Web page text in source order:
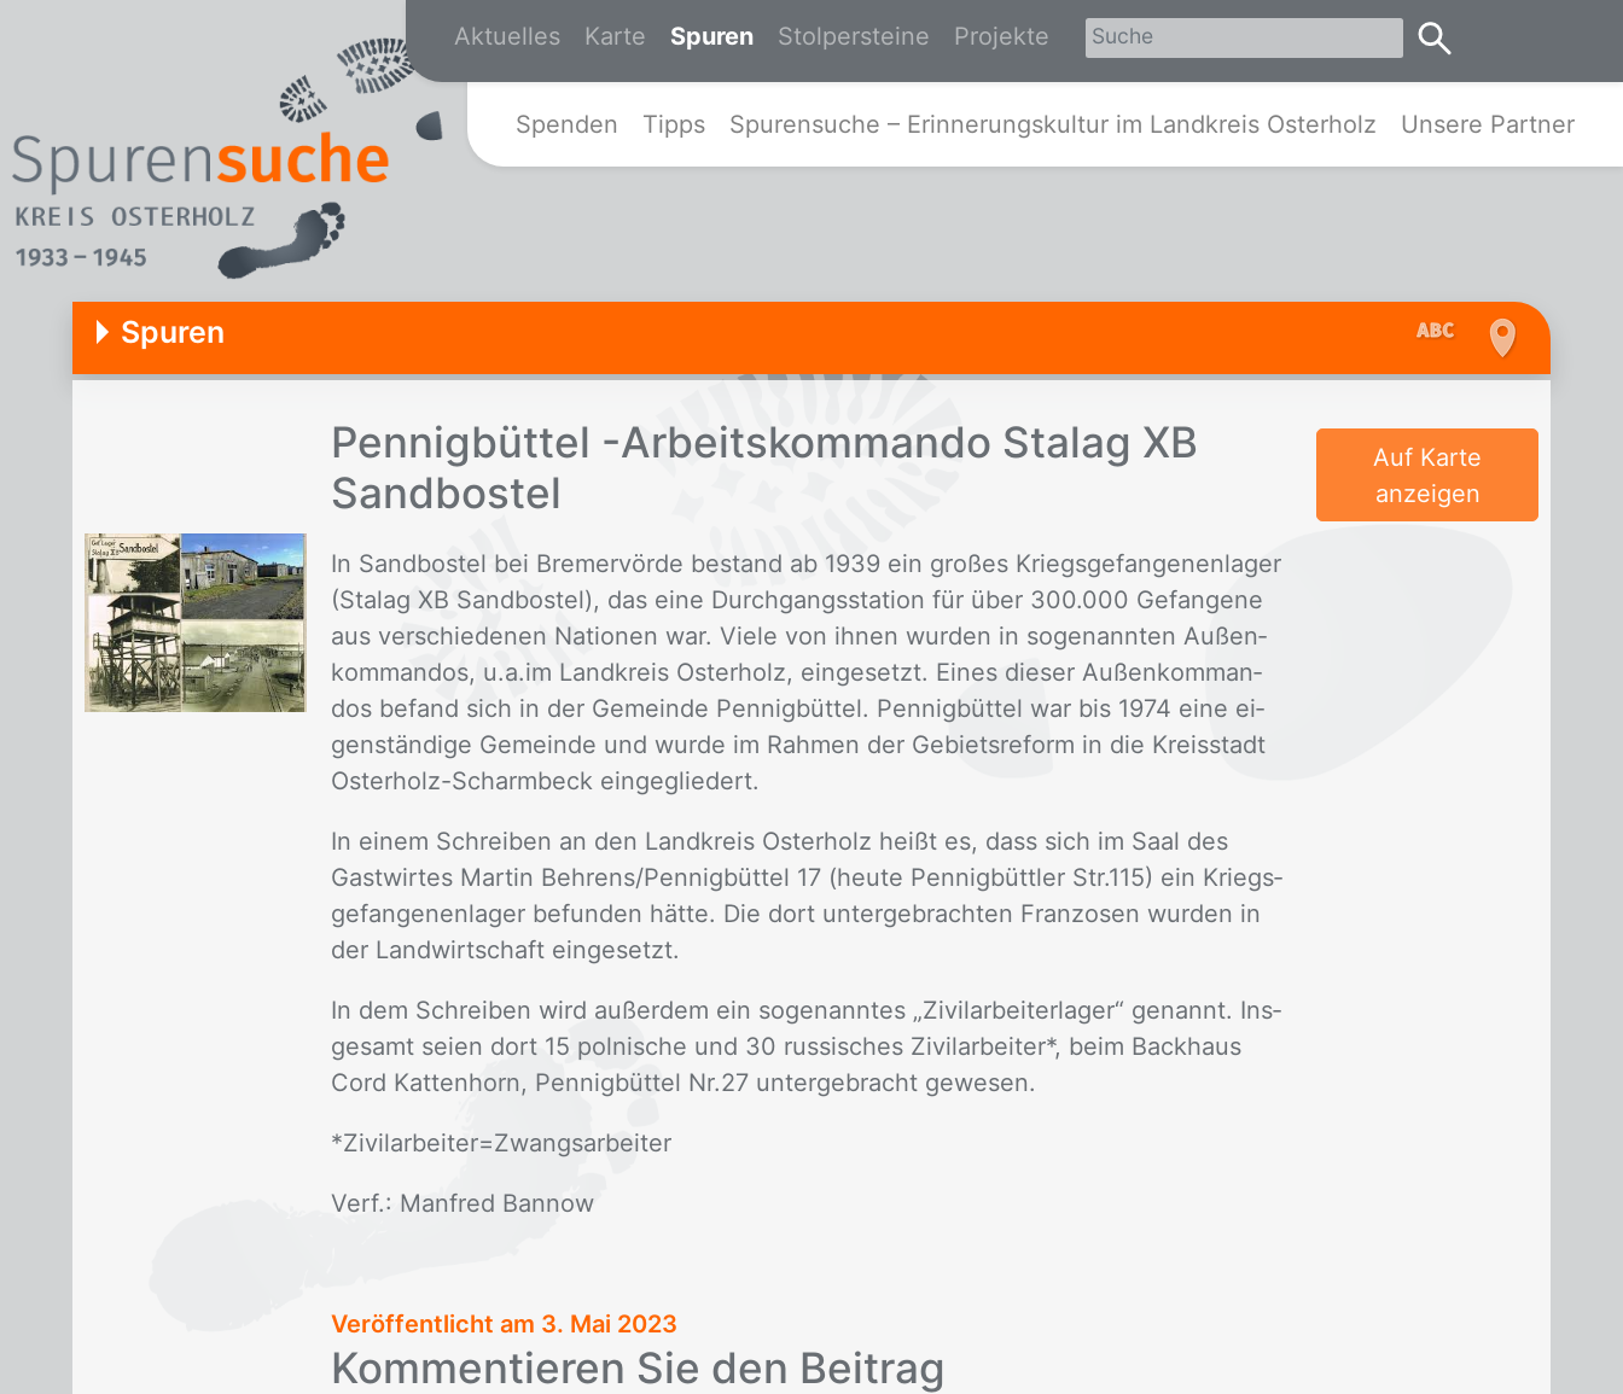
Zur Startseite von Spurensuche-Osterholz
Aktuelles Karte Spuren Stolpersteine Projekte
Spenden Tipps Spurensuche – Erinnerungskultur im Landkreis Osterholz Unsere Partner
Spuren
Pen­nig­büt­tel -Ar­beits­kom­man­do Sta­lag XB
Sand­bos­tel
Auf Karte
anzeigen
In Sand­bos­tel bei Bre­mer­vör­de be­stand ab 1939 ein gro­ßes Kriegs­ge­fan­ge­nen­la­ger
(Sta­lag XB Sand­bos­tel), das eine Durch­gangs­sta­ti­on für über 300.000 Ge­fan­ge­ne
aus ver­schie­de­nen Na­tio­nen war. Vie­le von ih­nen wur­den in so­ge­nann­ten Au­ßen­
kom­man­dos, u.a.im Land­kreis Os­ter­holz, ein­ge­setzt. Ei­nes die­ser Au­ßen­kom­man­
dos be­fand sich in der Ge­mein­de Pen­nig­büt­tel. Pen­nig­büt­tel war bis 1974 eine ei­
gen­stän­di­ge Ge­mein­de und wur­de im Rah­men der Ge­biets­re­form in die Kreis­stadt
Os­ter­holz-Scharm­beck ein­ge­glie­dert.
In ei­nem Schrei­ben an den Land­kreis Os­ter­holz heißt es, dass sich im Saal des
Gast­wir­tes Mar­tin Beh­rens/​Pen­nig­büt­tel 17 (heu­te Pen­nig­bütt­ler Str.115) ein Kriegs­
ge­fan­ge­nen­la­ger be­fun­den hät­te. Die dort un­ter­ge­brach­ten Fran­zo­sen wur­den in
der Land­wirt­schaft ein­ge­setzt.
In dem Schrei­ben wird au­ßer­dem ein so­ge­nann­tes „Zi­vil­ar­bei­ter­la­ger“ ge­nannt. Ins­
ge­samt sei­en dort 15 pol­ni­sche und 30 rus­si­sches Zi­vil­ar­bei­ter*, beim Back­haus
Cord Kat­ten­horn, Pen­nig­büt­tel Nr.27 un­ter­ge­bracht ge­we­sen.
*Zi­vil­ar­bei­ter=Zwangs­ar­bei­ter
Verf.: Man­fred Ban­now
Veröffentlicht am 3. Mai 2023
Kom­men­tie­ren Sie den Bei­trag